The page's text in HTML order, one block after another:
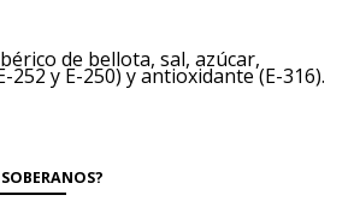
de bellota, sal, azúcar,
252 y E-250) y antioxidante (E-316).